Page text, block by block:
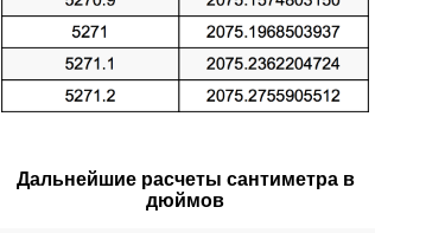
Дальнейшие расчеты сантиметра в
дюймов